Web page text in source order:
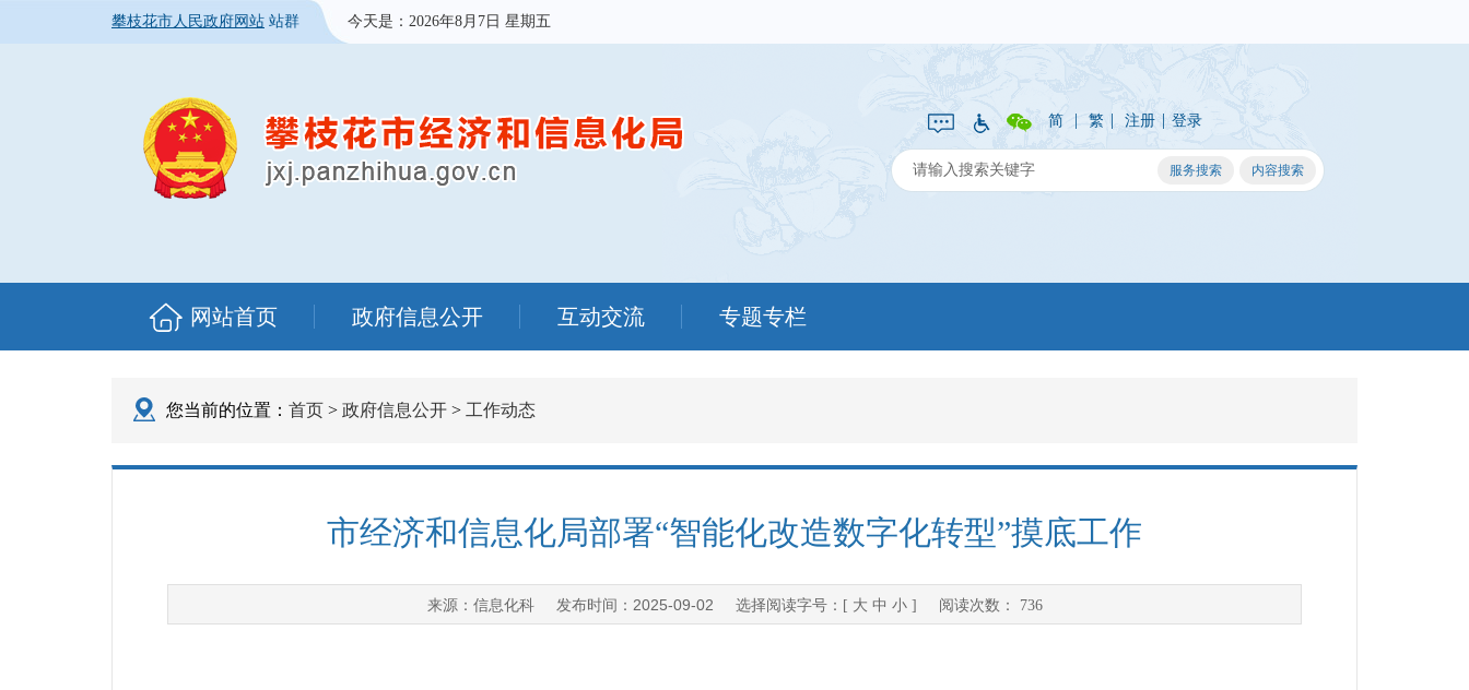
攀枝花市人民政府网站 站群 今天是： 2026年8月7日 星期五
简 | 繁 | 注册 | 登录
网站首页 政府信息公开 互动交流 专题专栏
您当前的位置： 首页 > 政府信息公开 > 工作动态
市经济和信息化局部署“智能化改造数字化转型”摸底工作
来源： 信息化科发布时间： 2025-09-02 选择阅读字号：[ 大 中 小] 阅读次数： 736